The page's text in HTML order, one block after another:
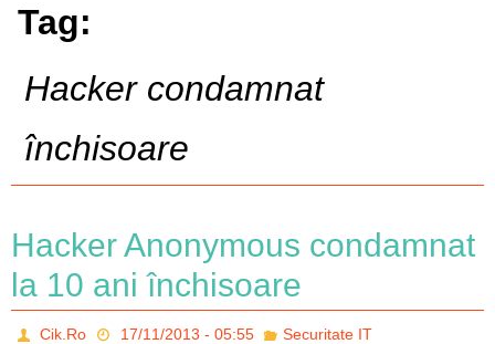
Tag:
Hacker condamnat
închisoare
Hacker Anonymous condamnat
la 10 ani închisoare
Cik.Ro 17/11/2013 - 05:55 Securitate IT